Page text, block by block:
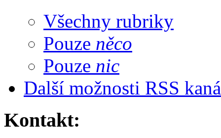
Všechny rubriky
Pouze něco
Pouze nic
Další možnosti RSS
Kontakt: